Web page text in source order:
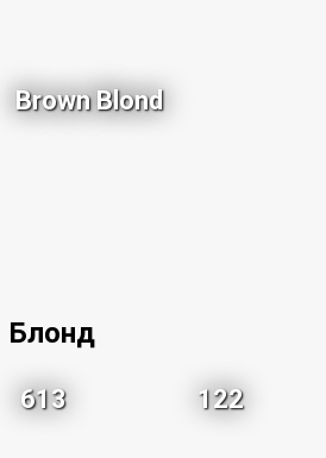
Brown Blond
Блонд
613 122